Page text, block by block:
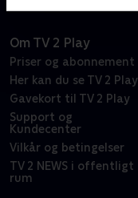
Om TV 2 Play
Priser og abonnement
Her kan du se TV 2 Play
Gavekort til TV 2 Play
Support og
Kundecenter
Vilkår og betingelser
TV 2 NEWS i offentligt
rum